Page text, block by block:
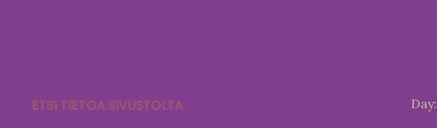
Day:
ETSI TIETOA SIVUSTOLTA